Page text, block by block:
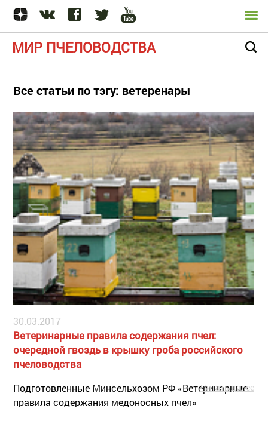
МИР ПЧЕЛОВОДСТВА
Все статьи по тэгу: ветеренары
30.03.2017
Ветеринарные правила содержания пчел:
очередной гвоздь в крышку гроба российского
пчеловодства
Подготовленные Минсельхозом РФ «Ветеринарные
правила содержания медоносных пчел»
Читать далее